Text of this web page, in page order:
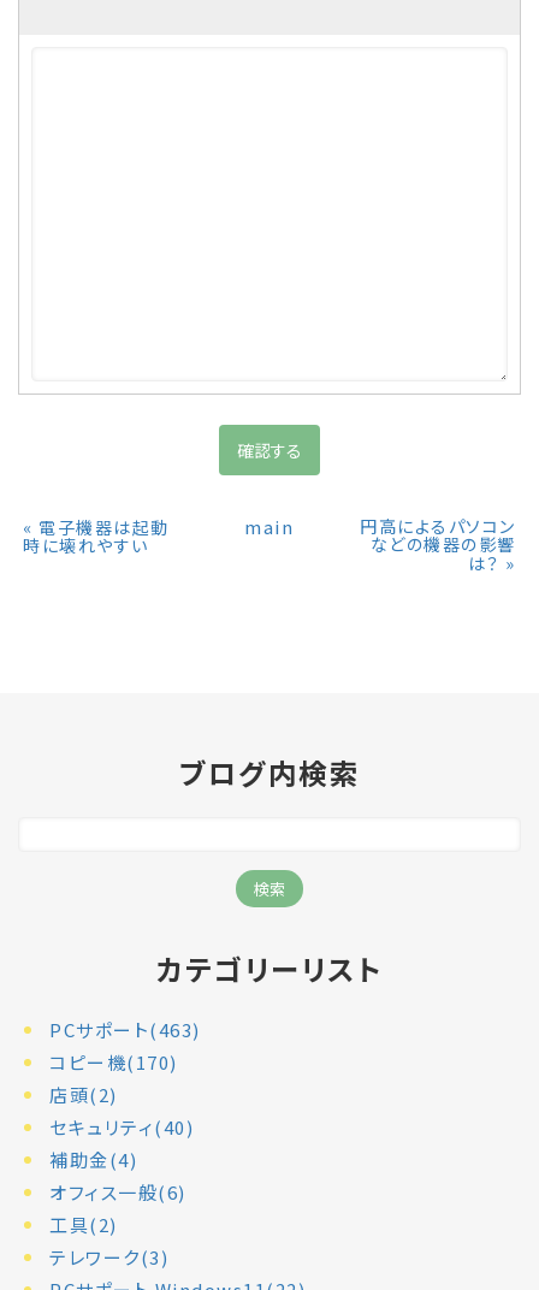
« 電子機器は起動
時に壊れやすい
main 円高によるパソコン
などの機器の影響
は？ »
ブログ内検索
カテゴリーリスト
PCサポート(463)
コピー機(170)
店頭(2)
セキュリティ(40)
補助金(4)
オフィス一般(6)
工具(2)
テレワーク(3)